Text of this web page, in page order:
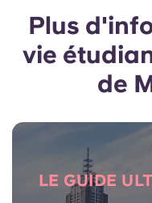
Plus
vie
de
LE GUIDE